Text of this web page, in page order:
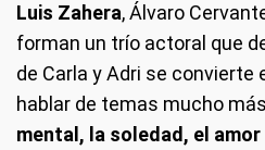
Luis Zahera, Álvaro
forman un trío actoral que
de Carla y Adri se convierte
hablar de temas mucho
mental, la soledad, el amor